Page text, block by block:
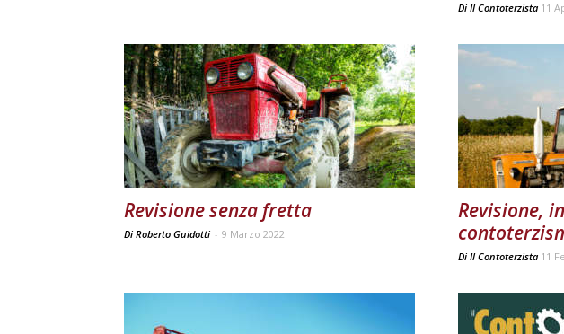
Di Il Contoterzista 11
Revisione senza fretta
Di Roberto Guidotti - 9 Marzo 2022
Revisione,
Di Il Contoterzista 11